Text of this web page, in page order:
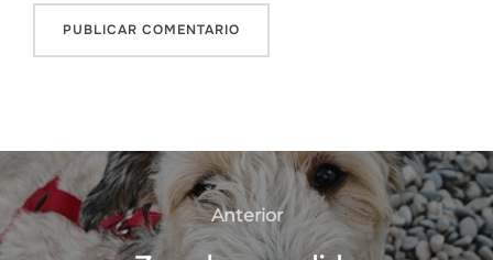
Navegación
de
Anterior
Anterior